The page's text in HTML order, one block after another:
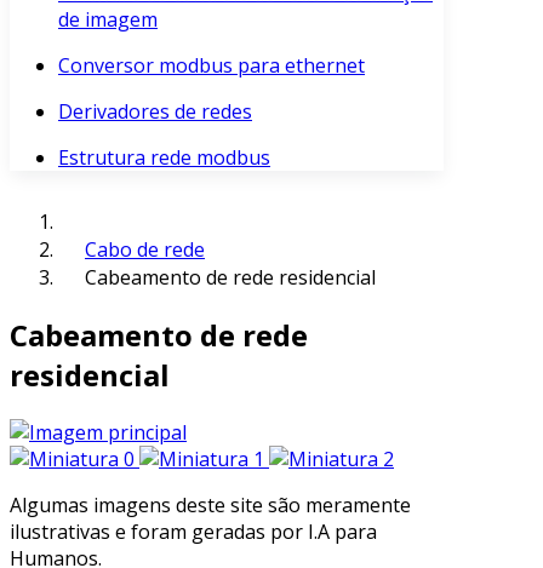
de imagem
Conversor modbus para ethernet
Derivadores de redes
Estrutura rede modbus
Cabo de rede
Cabeamento de rede residencial
Cabeamento de rede
residencial
Algumas imagens deste site são meramente
ilustrativas e foram geradas por I.A para
Humanos.